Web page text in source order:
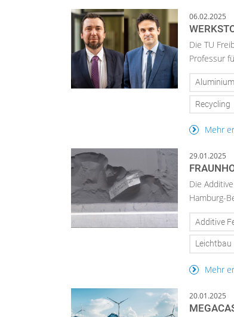
06.02.2025
Die TU
Professur
Aluminium
Recycling
Mehr
29.01.2025
Die
Hamburg-
Additive
Leichtbau
Mehr
20.01.2025